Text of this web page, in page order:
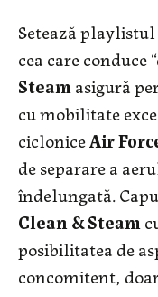
Setează
cea care conduce
Steamasigură
cu mobilitate
cicloniceAir
de separare a
îndelungată.
Clean & Steam
posibilitatea de
concomitent,